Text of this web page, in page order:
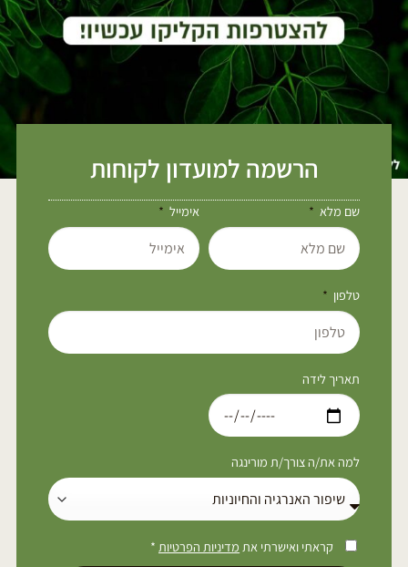
הרשמה למועדון לקוחות
שם מלא אימייל
טלפון
תאריך לידה
למה את/ה צורך/ת מורינגה
קראתי ואישרתי את מדיניות הפרטיות*